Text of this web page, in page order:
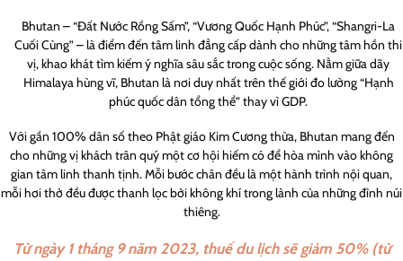
Bhutan – “Đất Nước Rồng Sấm”, “Vương Quốc Hạnh Phúc”, “Shangri-La
Cuối Cùng” – là điểm đến tâm linh đẳng cấp dành cho những tâm hồn thi
vị, khao khát tìm kiếm ý nghĩa sâu sắc trong cuộc sống. Nằm giữa dãy
Himalaya hùng vĩ, Bhutan là nơi duy nhất trên thế giới đo lường “Hạnh
phúc quốc dân tổng thể” thay vì GDP.
Với gần 100% dân số theo Phật giáo Kim Cương thừa, Bhutan mang đến
cho những vị khách trân quý một cơ hội hiếm có để hòa mình vào không
gian tâm linh thanh tịnh. Mỗi bước chân đều là một hành trình nội quan,
mỗi hơi thở đều được thanh lọc bởi không khí trong lành của những đỉnh núi
thiêng.
Từ ngày 1 tháng 9 năm 2023, thuế du lịch sẽ giảm 50% (từ